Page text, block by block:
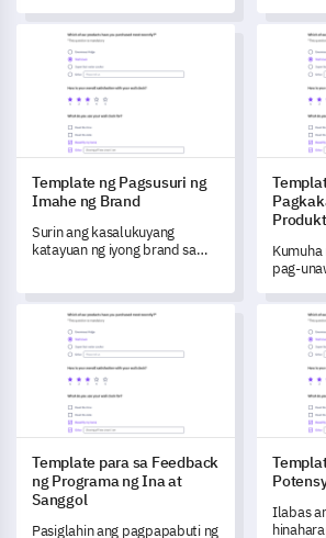
gumagamit, na nagtutulak ng
mga estratehiya para sa
pagpapahusay ng produkto.
iyong
aalok
at
Template ng Pagsusuri ng Imahe ng
Template ng Pagsusuri ng
Imahe ng Brand
Surin ang kasalukuyang
katayuan ng iyong brand sa
ng Brand.
pag-
sa
mga
Template para sa Feedback ng
Template para sa Feedback
ng Programa ng Ina at
Sanggol
Pasiglahin ang pagpapabuti ng
Ilabas